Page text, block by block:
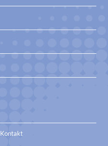
Kontakt